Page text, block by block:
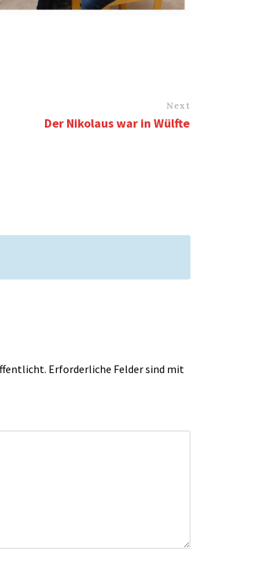
Next
Der Nikolaus war in Wülfte
Erforderliche Felder sind mit